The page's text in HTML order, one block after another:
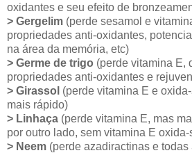
oxidantes e seu efeito de
> Gergelim (perde sesamol e
propriedades anti-oxidantes,
na área da memória, etc)
> Germe de trigo (perde vitamina E,
propriedades anti-oxidantes e
> Girassol (perde vitamina E e
mais rápido)
> Linhaça (perde vitamina E, mas
por outro lado, sem vitamina E
> Neem (perde azadiractinas e